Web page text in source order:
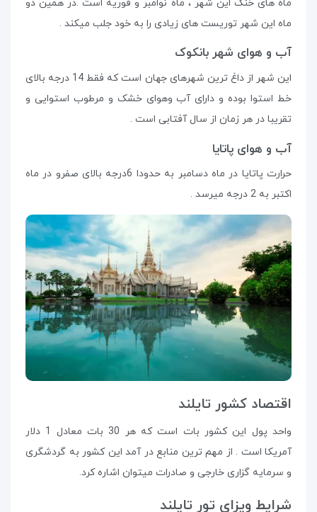
ماه های خنک این شهر ، ماه نوامبر و فوریه است .در همین دو
ماه این شهر توریست های زیادی را به خود جلب میکند .
آب و هوای شهر بانکوک
این شهر از داغ ترین شهرهای جهان است که فقط 14 درجه بالای
خط استوا بوده و دارای آب وهوای خشک و مرطوب استوایی و
تقریبا در هر زمان از سال آفتابی است .
آب و هوای پاتایا
حرارت پاتایا در ماه دسامبر به حدودا 6درجه بالای صفرو در ماه
اکتبر به 2 درجه میرسد .
اقتصاد کشور تایلند
واحد پول این کشور بات است که هر 30 بات معادل 1 دلار
آمریکا است . از مهم ترین منابع در آمد این کشور به گردشگری
و سرمایه گزاری خارجی و صادرات میتوان اشاره کرد.
شرایط ویزای تور تایلند